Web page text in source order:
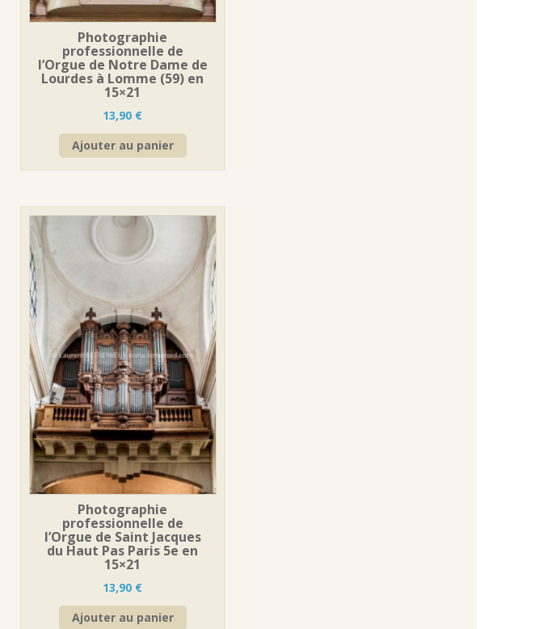
Photographie
professionnelle de
l’Orgue de Notre Dame de
Lourdes à Lomme (59) en
15×21
13,90 €
Ajouter au panier
Photographie
professionnelle de
l’Orgue de Saint Jacques
du Haut Pas Paris 5e en
15×21
13,90 €
Ajouter au panier